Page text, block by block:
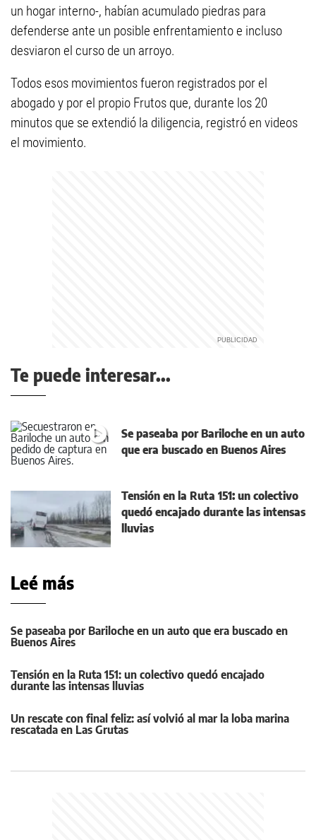
un hogar interno-, habían acumulado piedras para
defenderse ante un posible enfrentamiento e incluso
desviaron el curso de un arroyo.
Todos esos movimientos fueron registrados por el
abogado y por el propio Frutos que, durante los 20
minutos que se extendió la diligencia, registró en videos
el movimiento.
Te puede interesar...
Se paseaba por Bariloche en un auto
que era buscado en Buenos Aires
Tensión en la Ruta 151: un colectivo
quedó encajado durante las intensas
lluvias
Leé más
Se paseaba por Bariloche en un auto que era buscado en
Buenos Aires
Tensión en la Ruta 151: un colectivo quedó encajado
durante las intensas lluvias
Un rescate con final feliz: así volvió al mar la loba marina
rescatada en Las Grutas